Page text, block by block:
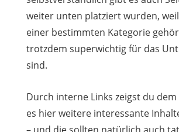
weiter unten platziert wurden, weil
einer bestimmten Kategorie
trotzdem superwichtig für das
sind.
Durch interne Links zeigst du dem
es hier weitere interessante
– und die sollten natürlich auch